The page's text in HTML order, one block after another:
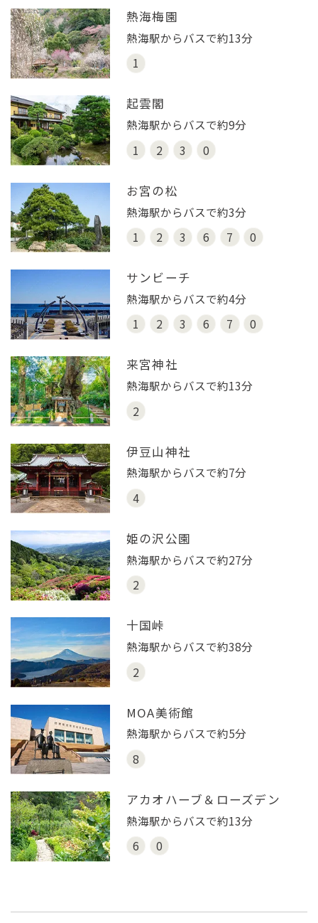
熱海梅園
熱海駅からバスで約13分
1
起雲閣
熱海駅からバスで約9分
1
2 3 0
お宮の松
熱海駅からバスで約3分
1
2 3 6 7 0
サンビーチ
熱海駅からバスで約4分
1
2 3 6 7 0
来宮神社
熱海駅からバスで約13分
2
伊豆山神社
熱海駅からバスで約7分
4
姫の沢公園
熱海駅からバスで約27分
2
十国峠
熱海駅からバスで約38分
2
MOA美術館
熱海駅からバスで約5分
8
アカオハーブ＆ ローズデン
熱海駅からバスで約13分
6
0